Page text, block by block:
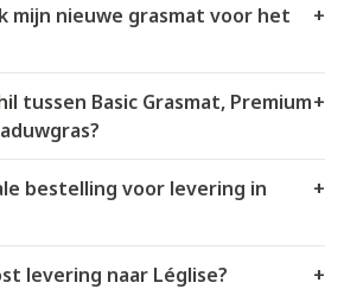
mijn nieuwe grasmat voor het
+
tussen Basic Grasmat, Premium+
bestelling voor levering in
+
levering naar Léglise? +